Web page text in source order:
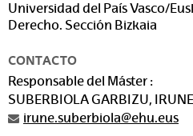
Universidad del País Vasco/
Derecho. Sección Bizkaia
CONTACTO
Responsable del Máster :
SUBERBIOLA GARBIZU, IRUNE
irune.suberbiola@ehu.eus